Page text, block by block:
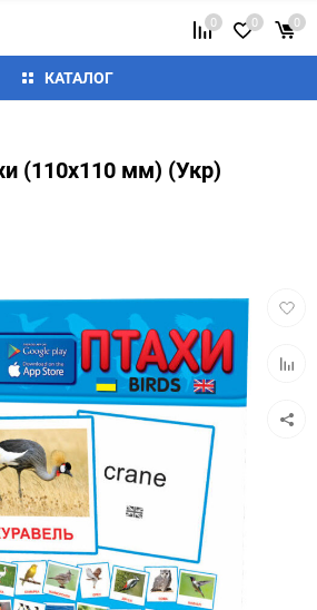
КАТАЛОГ
0 0 0
(110х110 мм) (Укр)
до